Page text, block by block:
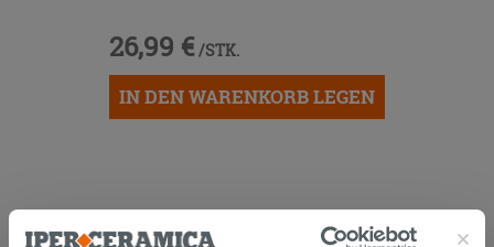
26,99 € /STK.
IN DEN WARENKORB LEGEN